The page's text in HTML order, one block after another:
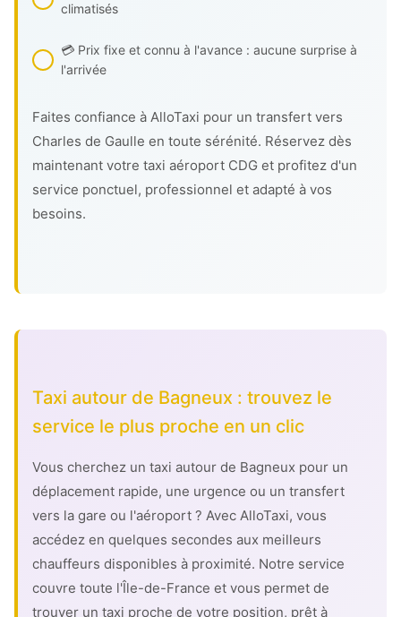
climatisés
💳 Prix fixe et connu à l'avance : aucune surprise à
l'arrivée
Faites confiance à AlloTaxi pour un transfert vers
Charles de Gaulle en toute sérénité. Réservez dès
maintenant votre taxi aéroport CDG et profitez d'un
service ponctuel, professionnel et adapté à vos
besoins.
Taxi autour de Bagneux : trouvez le
service le plus proche en un clic
Vous cherchez un taxi autour de Bagneux pour un
déplacement rapide, une urgence ou un transfert
vers la gare ou l'aéroport ? Avec AlloTaxi, vous
accédez en quelques secondes aux meilleurs
chauffeurs disponibles à proximité. Notre service
couvre toute l'Île-de-France et vous permet de
trouver un taxi proche de votre position, prêt à